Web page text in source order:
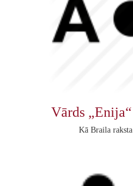
Vārds
Kā Braila